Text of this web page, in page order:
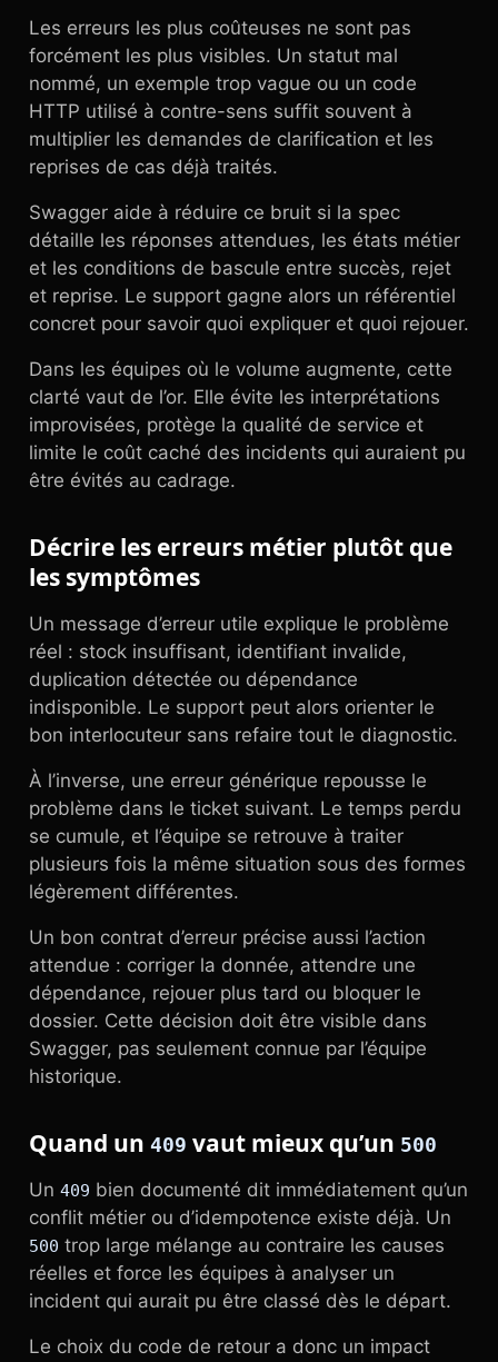
Les erreurs les plus coûteuses ne sont pas
forcément les plus visibles. Un statut mal
nommé, un exemple trop vague ou un code
HTTP utilisé à contre-sens suffit souvent à
multiplier les demandes de clarification et les
reprises de cas déjà traités.
Swagger aide à réduire ce bruit si la spec
détaille les réponses attendues, les états métier
et les conditions de bascule entre succès, rejet
et reprise. Le support gagne alors un référentiel
concret pour savoir quoi expliquer et quoi rejouer.
Dans les équipes où le volume augmente, cette
clarté vaut de l’or. Elle évite les interprétations
improvisées, protège la qualité de service et
limite le coût caché des incidents qui auraient pu
être évités au cadrage.
Décrire les erreurs métier plutôt que
les symptômes
Un message d’erreur utile explique le problème
réel : stock insuffisant, identifiant invalide,
duplication détectée ou dépendance
indisponible. Le support peut alors orienter le
bon interlocuteur sans refaire tout le diagnostic.
À l’inverse, une erreur générique repousse le
problème dans le ticket suivant. Le temps perdu
se cumule, et l’équipe se retrouve à traiter
plusieurs fois la même situation sous des formes
légèrement différentes.
Un bon contrat d’erreur précise aussi l’action
attendue : corriger la donnée, attendre une
dépendance, rejouer plus tard ou bloquer le
dossier. Cette décision doit être visible dans
Swagger, pas seulement connue par l’équipe
historique.
Quand un 409 vaut mieux qu’un 500
Un 409 bien documenté dit immédiatement qu’un
conflit métier ou d’idempotence existe déjà. Un
500 trop large mélange au contraire les causes
réelles et force les équipes à analyser un
incident qui aurait pu être classé dès le départ.
Le choix du code de retour a donc un impact